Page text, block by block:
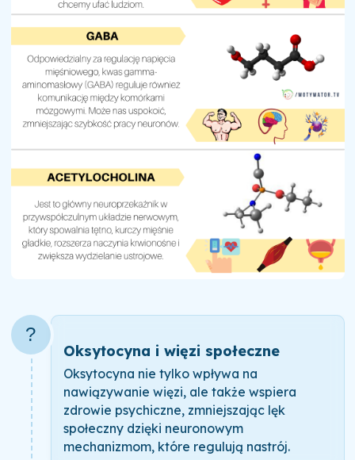
?
Oksytocyna i więzi społeczne
Oksytocyna nie tylko wpływa na
nawiązywanie więzi, ale także wspiera
zdrowie psychiczne, zmniejszając lęk
społeczny dzięki neuronowym
mechanizmom, które regulują nastrój.